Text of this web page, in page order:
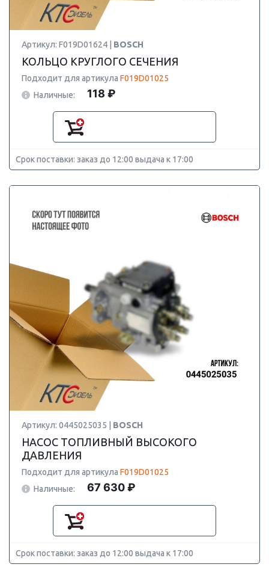
Артикул: F019D01624 | BOSCH
КОЛЬЦО КРУГЛОГО СЕЧЕНИЯ
Подходит для артикула F019D01025
Наличные:
118 ₽
Срок поставки: заказ до 12:00 выдача к 17:00
Артикул: 0445025035 | BOSCH
НАСОС ТОПЛИВНЫЙ ВЫСОКОГО
ДАВЛЕНИЯ
Подходит для артикула F019D01025
Наличные:
67 630 ₽
Срок поставки: заказ до 12:00 выдача к 17:00